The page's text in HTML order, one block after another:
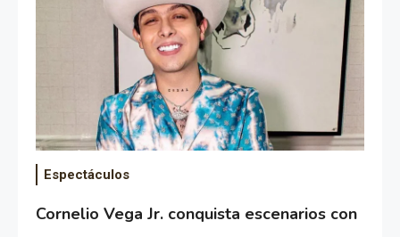
Espectáculos
Cornelio Vega Jr. conquista escenarios con